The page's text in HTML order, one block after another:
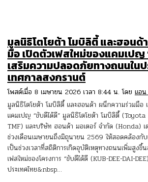
มูลนิธิโตโยต้า โมบิลิตี้ และฮอนด้
มือ เปิดตัวเฟสใหม่ของแคมเปญ
เสริมความปลอดภัยทางถนนในป
เทศกาลสงกรานต์
โพสต์เมื่อ 8 เมษายน 2026 เวลา 8:44 น. โดย แอน
มูลนิธิโตโยต้า โมบิลิตี้ และฮอนด้า ผนึกความร่วมมือ
แคมเปญ “ขับดีได้ดี” มูลนิธิโตโยต้า โมบิลิตี้
TMF) และบริษัท ฮอนด้า มอเตอร์ จำกัด (Honda) เ
ช่วงเดือนเมษายนถึงมิถุนายน 2569 ให้สอดคล้องกับ
เป็นช่วงเวลาที่สถิติการเกิดอุบัติเหตุทางถนนเพิ่มสูง
เฟสใหม่ของโครงการ “ขับดีได้ดี (KUB-DEE-DAI-
ประเทศไทย&nbsp…